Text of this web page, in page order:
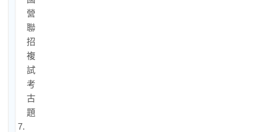
營
聯
招
複
試
考
古
題
7.